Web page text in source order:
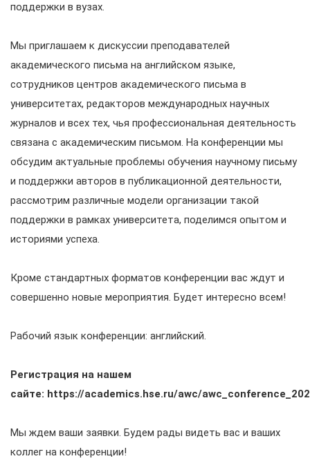
поддержки в вузах.
Мы приглашаем к дискуссии преподавателей
академического письма на английском языке,
сотрудников центров академического письма в
университетах, редакторов международных научных
журналов и всех тех, чья профессиональная деятельность
связана с академическим письмом. На конференции мы
обсудим актуальные проблемы обучения научному письму
и поддержки авторов в публикационной деятельности,
рассмотрим различные модели организации такой
поддержки в рамках университета, поделимся опытом и
историями успеха.
Кроме стандартных форматов конференции вас ждут и
совершенно новые мероприятия. Будет интересно всем!
Рабочий язык конференции: английский.
Регистрация на нашем
сайте: https://academics.hse.ru/awc/
Мы ждем ваши заявки. Будем рады видеть вас и ваших
коллег на конференции!